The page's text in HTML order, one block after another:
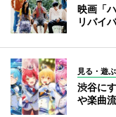
映画「
リバイ
見る・遊ぶ
渋谷に
や楽曲